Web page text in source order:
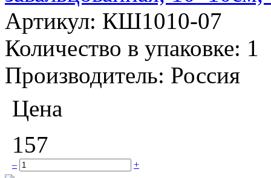
Артикул: КШ1010-07
Количество в упаковке: 1
Производитель: Россия
Цена
157
– +